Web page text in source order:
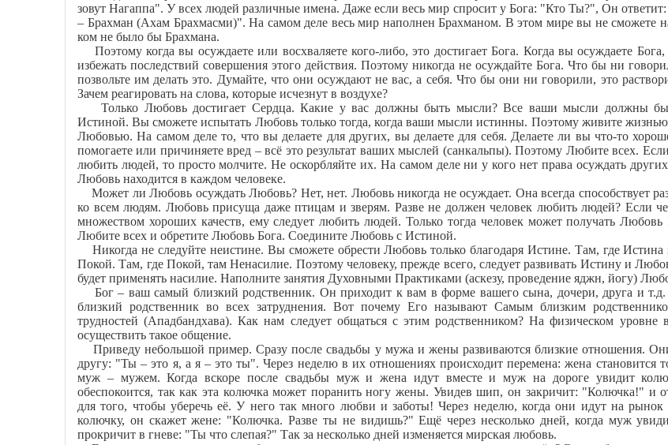
зовут Нагаппа". У всех людей различные имена. Даже если весь мир спросит у Бога: "Кто Ты?", Он
– Брахман (Ахам Брахмасми)". На самом деле весь мир наполнен Брахманом. В этом мире вы не сможете
ком не было бы Брахмана.
Поэтому когда вы осуждаете или восхваляете кого-либо, это достигает Бога. Когда вы осуждаете
избежать последствий совершения этого действия. Поэтому никогда не осуждайте Бога. Что бы ни
позвольте им делать это. Думайте, что они осуждают не вас, а себя. Что бы они ни говорили, это
Зачем реагировать на слова, которые исчезнут в воздухе?
Только Любовь достигает Сердца. Какие у вас должны быть мысли? Все ваши мысли должны
Истиной. Вы сможете испытать Любовь только тогда, когда ваши мысли истинны. Поэтому живите
Любовью. На самом деле то, что вы делаете для других, вы делаете для себя. Делаете ли вы что-то
помогаете или причиняете вред – всё это результат ваших мыслей (санкальпы). Поэтому Любите всех.
любить людей, то просто молчите. Не оскорбляйте их. На самом деле ни у кого нет права осуждать
Любовь находится в каждом человеке.
Может ли Любовь осуждать Любовь? Нет, нет. Любовь никогда не осуждает. Она всегда способствует
ко всем людям. Любовь присуща даже птицам и зверям. Разве не должен человек любить людей? Если
множеством хороших качеств, ему следует любить людей. Только тогда человек может получать
Любите всех и обретите Любовь Бога. Соедините Любовь с Истиной.
Никогда не следуйте неистине. Вы сможете обрести Любовь только благодаря Истине. Там, где
Покой. Там, где Покой, там Ненасилие. Поэтому человеку, прежде всего, следует развивать Истину и
будет применять насилие. Наполните занятия Духовными Практиками (аскезу, проведение яджн, йогу)
Бог – ваш самый близкий родственник. Он приходит к вам в форме вашего сына, дочери, друга и
близкий родственник во всех затруднения. Вот почему Его называют Самым близким
трудностей (Ападбандхава). Как нам следует общаться с этим родственником? На физическом уровне
осуществить такое общение.
Приведу небольшой пример. Сразу после свадьбы у мужа и жены развиваются близкие отношения.
другу: "Ты – это я, а я – это ты". Через неделю в их отношениях происходит перемена: жена становится
муж – мужем. Когда вскоре после свадьбы муж и жена идут вместе и муж на дороге увидит
обеспокоится, так как эта колючка может поранить ногу жены. Увидев шип, он закричит: "Колючка!" и
для того, чтобы уберечь её. У него так много любви и заботы! Через неделю, когда они идут на
колючку, он скажет жене: "Колючка. Разве ты не видишь?" Ещё через несколько дней, когда муж
прокричит в гневе: "Ты что слепая?" Так за несколько дней изменяется мирская любовь.